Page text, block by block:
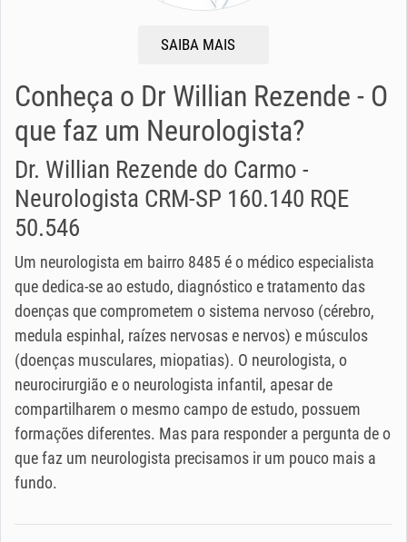
SAIBA MAIS
Conheça o Dr Willian Rezende - O
que faz um Neurologista?
Dr. Willian Rezende do Carmo -
Neurologista CRM-SP 160.140 RQE
50.546
Um neurologista em bairro 8485 é o médico especialista
que dedica-se ao estudo, diagnóstico e tratamento das
doenças que comprometem o sistema nervoso (cérebro,
medula espinhal, raízes nervosas e nervos) e músculos
(doenças musculares, miopatias). O neurologista, o
neurocirurgião e o neurologista infantil, apesar de
compartilharem o mesmo campo de estudo, possuem
formações diferentes. Mas para responder a pergunta de o
que faz um neurologista precisamos ir um pouco mais a
fundo.